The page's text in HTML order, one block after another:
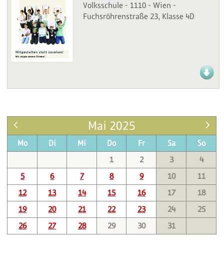
Volksschule - 1110 - Wien -
Fuchsröhrenstraße 23, Klasse 4D
Mai 2025
Mo Di Mi Do Fr Sa
So
1
2 3
4
5
6 7 8 9 10
11
12
13 14 15 16 17
18
19
20 21 22 23 24
25
26
27 28 29 30 31